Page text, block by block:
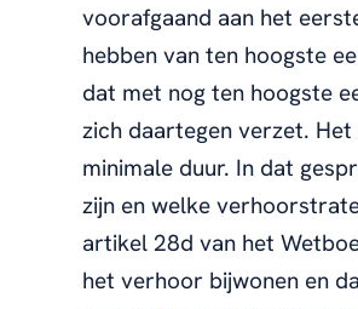
voorafgaand aan het
hebben van ten hoogste
dat met nog ten hoogste
zich daartegen verzet.
minimale duur. In dat
zijn en welke
artikel 28d van het
het verhoor bijwonen en